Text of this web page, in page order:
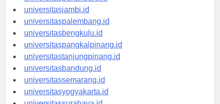
universitaspekanbaru.id
universitasjambi.id
universitaspalembang.id
universitasbengkulu.id
universitaspangkalpinang.id
universitastanjungpinang.id
universitasbandung.id
universitassemarang.id
universitasyogyakarta.id